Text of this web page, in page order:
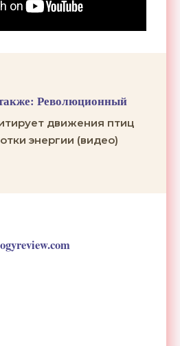
Революционный
движения птиц
энергии (видео)